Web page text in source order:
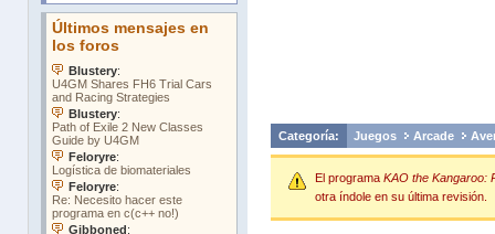
Categoría: Juegos Arcade
El programa KAO the Kangaroo:
otra índole en su última revisión.